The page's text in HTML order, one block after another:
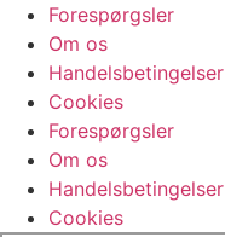
Forespørgsler
Om os
Handelsbetingelser
Cookies
Forespørgsler
Om os
Handelsbetingelser
Cookies